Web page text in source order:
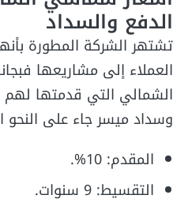
الدفع والسداد
تشتهر الشركة المطورة
العملاء إلى مشاريعها
الشمالي التي قدمتها
وسداد ميسر جاء على النحو
المقدم: 10%.
التقسيط: 9 سنوات.